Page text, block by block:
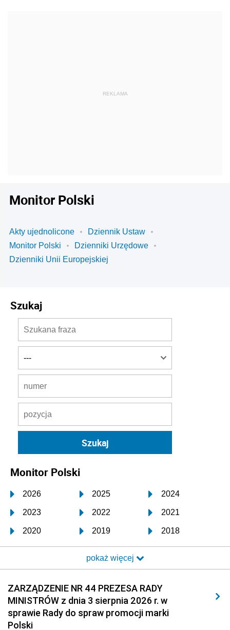
Monitor Polski
Akty ujednolicone
Dziennik Ustaw
Monitor Polski
Dzienniki Urzędowe
Dzienniki Unii Europejskiej
Szukaj
Monitor Polski
2026 2025 2024
2023 2022 2021
2020 2019 2018
2017 2016 2015
2014 2013 2012
2011 2010 2009
2008 2007 2006
2005
pokaż więcej
ZARZĄDZENIE NR 44 PREZESA RADY
MINISTRÓW z dnia 3 sierpnia 2026 r. w
sprawie Rady do spraw promocji marki
Polski